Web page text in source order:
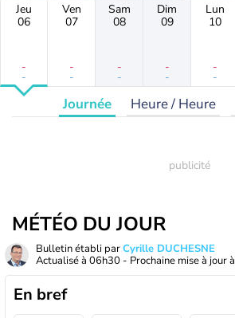
Jeu
06
-
-
Ven
07
-
-
Sam
08
-
-
Dim
09
-
-
Lun
10
-
-
Journée Heure / Heure
MÉTÉO DU JOUR
Bulletin établi parCyrille DUCHESNE
Actualisé à 06h30 - Prochaine mise à jour à
En bref